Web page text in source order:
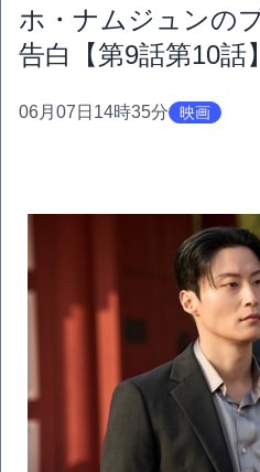
ホ・ナムジュンの
告白【第9話第10話】
06月07日14時35分 映画